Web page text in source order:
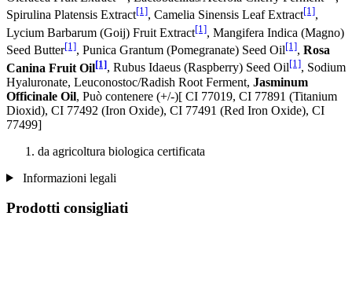
Spirulina Platensis Extract[1], Camelia Sinensis Leaf Extract[1],
Lycium Barbarum (Goij) Fruit Extract[1], Mangifera Indica (Magno)
Seed Butter[1], Punica Grantum (Pomegranate) Seed Oil[1], Rosa
Canina Fruit Oil[1], Rubus Idaeus (Raspberry) Seed Oil[1], Sodium
Hyaluronate, Leuconostoc/Radish Root Ferment, Jasminum
Officinale Oil, Può contenere (+/-)[ CI 77019, CI 77891 (Titanium
Dioxid), CI 77492 (Iron Oxide), CI 77491 (Red Iron Oxide), CI
77499]
da agricoltura biologica certificata
Informazioni legali
Prodotti consigliati